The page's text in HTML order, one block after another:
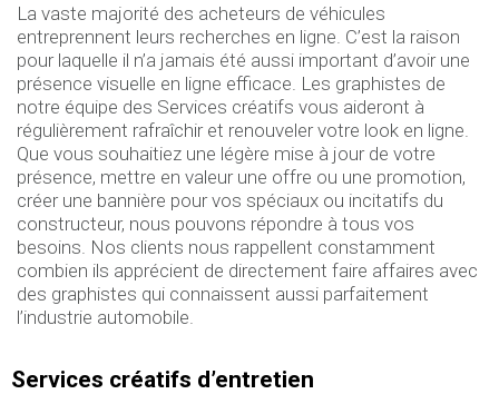
La vaste majorité des acheteurs de véhicules
entreprennent leurs recherches en ligne. C’est la raison
pour laquelle il n’a jamais été aussi important d’avoir une
présence visuelle en ligne efficace. Les graphistes de
notre équipe des Services créatifs vous aideront à
régulièrement rafraîchir et renouveler votre look en ligne.
Que vous souhaitiez une légère mise à jour de votre
présence, mettre en valeur une offre ou une promotion,
créer une bannière pour vos spéciaux ou incitatifs du
constructeur, nous pouvons répondre à tous vos
besoins. Nos clients nous rappellent constamment
combien ils apprécient de directement faire affaires avec
des graphistes qui connaissent aussi parfaitement
l’industrie automobile.
Services créatifs d’entretien